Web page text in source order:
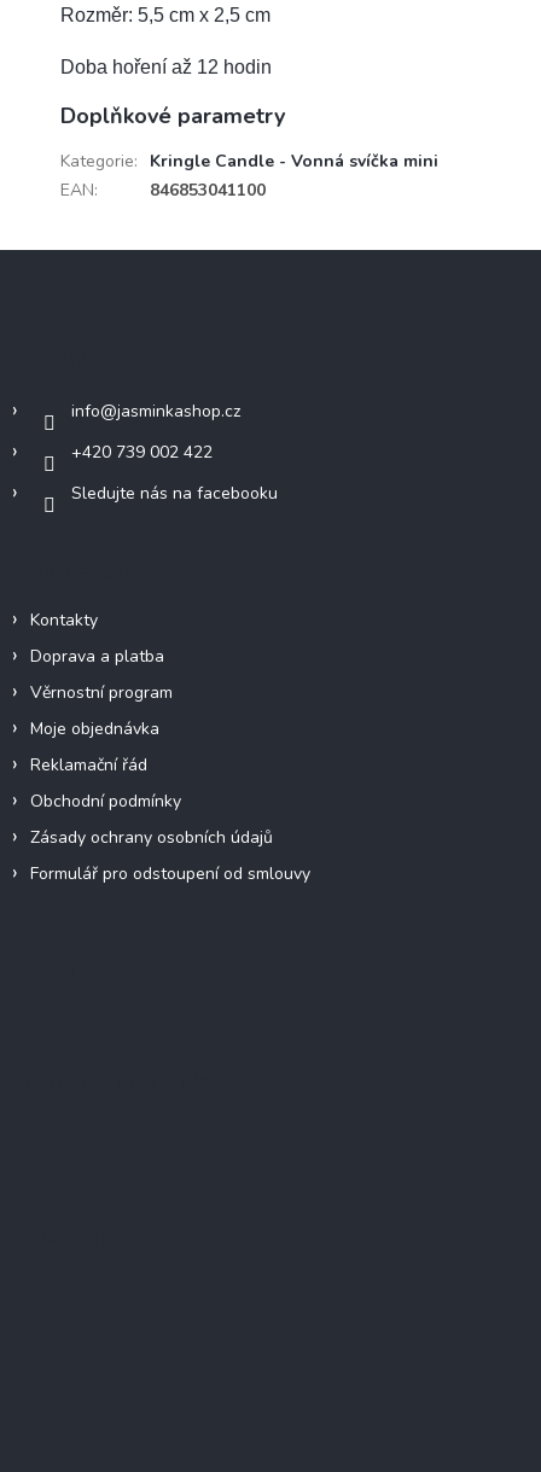
Rozměr: 5,5 cm x 2,5 cm
Doba hoření až 12 hodin
Doplňkové parametry
Kategorie:
Kringle Candle - Vonná svíčka mini
EAN: 846853041100
info@jasminkashop.cz
+420 739 002 422
Sledujte nás na facebooku
Kontakty
Doprava a platba
Věrnostní program
Moje objednávka
Reklamační řád
Obchodní podmínky
Zásady ochrany osobních údajů
Formulář pro odstoupení od smlouvy